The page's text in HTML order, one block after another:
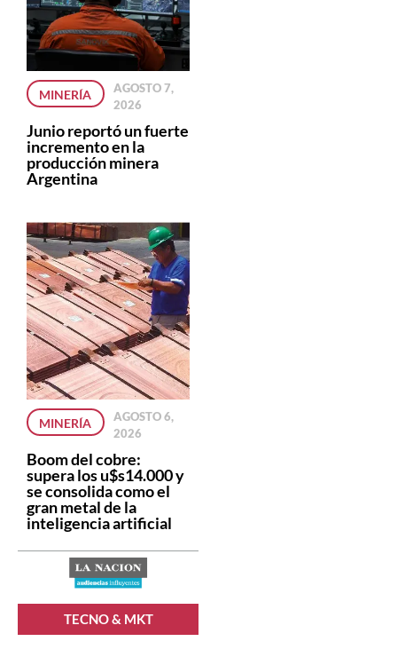
MINERÍA
AGOSTO 7,
2026
Junio reportó un fuerte
incremento en la
producción minera
Argentina
MINERÍA
AGOSTO 6,
2026
Boom del cobre:
supera los u$s14.000 y
se consolida como el
gran metal de la
inteligencia artificial
TECNO & MKT